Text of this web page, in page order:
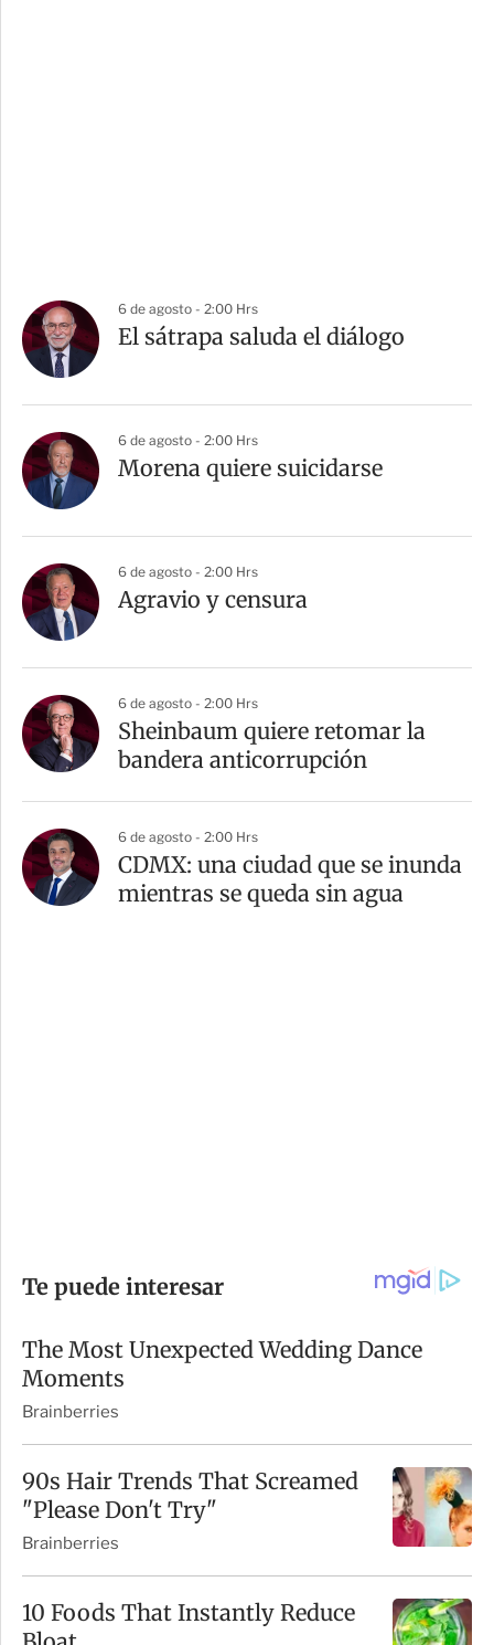
6 de agosto - 2:00 Hrs
El sátrapa saluda el diálogo
6 de agosto - 2:00 Hrs
Morena quiere suicidarse
6 de agosto - 2:00 Hrs
Agravio y censura
6 de agosto - 2:00 Hrs
Sheinbaum quiere retomar la
bandera anticorrupción
6 de agosto - 2:00 Hrs
CDMX: una ciudad que se inunda
mientras se queda sin agua